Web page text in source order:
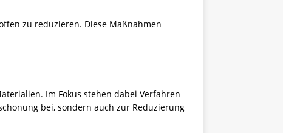
zu reduzieren. Diese Maßnahmen
Im Fokus stehen dabei Verfahren
bei, sondern auch zur Reduzierung